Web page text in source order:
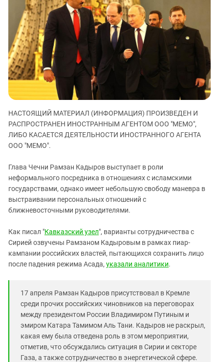
ЗАСТАВЛЯЕТ
КАВКАЗ ЗА ПАЛЕСТИНУ
ИНАКОМЫСЛИЕ В ЧЕЧНЕ
ПРЕСЛЕДОВАНИЕ АКТИВИСТОВ
МОБИЛИЗАЦИЯ И ПРОТЕСТЫ
Дагестан
Ингушетия
Кабардино-Балкария
Калмыкия
Карачаево-Черкесия
Краснодарский край
Нагорный Карабах
Российская Федерация
Северная Осетия - Алания
Ставропольский край
Чечня
Южная Осетия
ЮФО
НАСТОЯЩИЙ МАТЕРИАЛ (ИНФОРМАЦИЯ) ПРОИЗВЕДЕН И
РАСПРОСТРАНЕН ИНОСТРАННЫМ АГЕНТОМ ООО "МЕМО",
ЛИБО КАСАЕТСЯ ДЕЯТЕЛЬНОСТИ ИНОСТРАННОГО АГЕНТА
ООО "МЕМО".
Глава Чечни Рамзан Кадыров выступает в роли
неформального посредника в отношениях с исламскими
государствами, однако имеет небольшую свободу маневра в
выстраивании персональных отношений с
ближневосточными руководителями.
Как писал "Кавказский узел", варианты сотрудничества с
Сирией озвучены Рамзаном Кадыровым в рамках пиар-
кампании российских властей, пытающихся сохранить лицо
после падения режима Асада, указали аналитики.
17 апреля Рамзан Кадыров присутствовал в Кремле
среди прочих российских чиновников на переговорах
между президентом России Владимиром Путиным и
эмиром Катара Тамимом Аль Тани. Кадыров не раскрыл,
какая ему была отведена роль в этом мероприятии,
отметив, что обсуждались ситуация в Сирии и секторе
Газа, а также сотрудничество в энергетической сфере.